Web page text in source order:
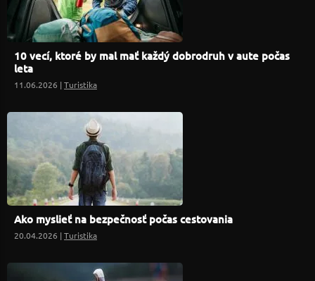
10 vecí, ktoré by mal mať každý dobrodruh v aute počas
leta
11.06.2026 |Turistika
Ako myslieť na bezpečnosť počas cestovania
20.04.2026 |Turistika